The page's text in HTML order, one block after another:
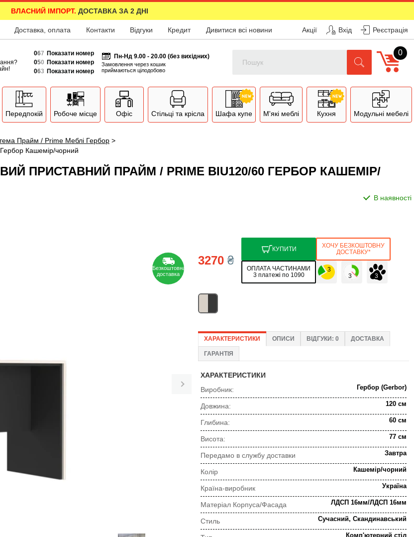
ВЛАСНИЙ ІМПОРТ. ДОСТАВКА ЗА 2 ДНІ
Доставка, оплата Контакти Відгуки Кредит Дивитися всі новини Акції Вхід Реєстрація
067 Показати номер
050 Показати номер
063 Показати номер
Пн-Нд 9.00 - 20.00 (без вихідних)
Замовлення через кошик
приймаються цілодобово
0
Передпокій Робоче місце Офіс Стільці та крісла Шафа купе М'які меблі Кухня Модульні мебелі
Прайм / Prime Меблі Гербор >
Кашемір/чорний
ПРИСТАВНИЙ ПРАЙМ / PRIME BIU120/60 ГЕРБОР КАШЕМІР/
3270₴
КУПИТИ
ХОЧУ БЕЗКОШТОВНУ
ДОСТАВКУ*
ОПЛАТА ЧАСТИНАМИ
3 платежі по 1090
ХАРАКТЕРИСТИКИ ОПИСИ ВІДГУКИ: 0 ДОСТАВКА
ГАРАНТІЯ
ХАРАКТЕРИСТИКИ
Виробник:
Гербор (Gerbor)
Довжина: 120 см
Глибина: 60 см
Висота: 77 см
Передамо в службу доставки Завтра
Колір Кашемір/чорний
Країна-виробник Україна
Матеріал Корпуса/Фасада ЛДСП 16мм/ЛДСП 16мм
Стиль Сучасний, Скандинавський
Комп'ютерний стіл